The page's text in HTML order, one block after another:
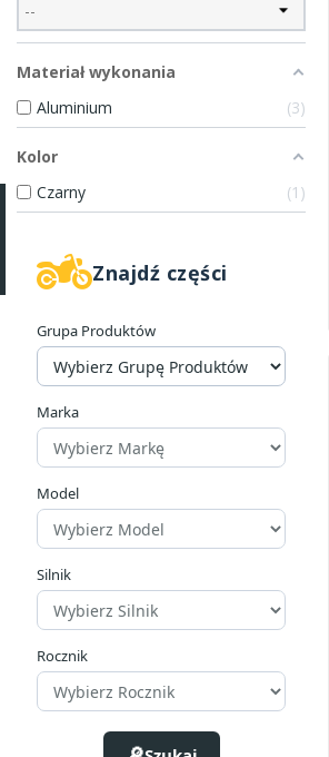
Materiał wykonania
Aluminium
3
Kolor
Czarny
1
Znajdź części
Grupa Produktów
Marka
Model
Silnik
Rocznik